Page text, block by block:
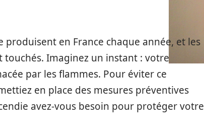
produisent en France chaque année, et les
Imaginez un instant : votre
par les flammes. Pour éviter ce
en place des mesures préventives
avez-vous besoin pour protéger votre